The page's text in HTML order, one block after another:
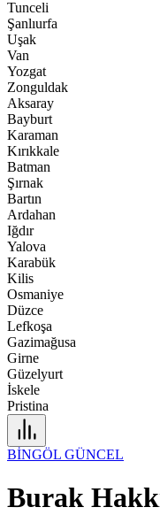
Tunceli
Şanlıurfa
Uşak
Van
Yozgat
Zonguldak
Aksaray
Bayburt
Karaman
Kırıkkale
Batman
Şırnak
Bartın
Ardahan
Iğdır
Yalova
Karabük
Kilis
Osmaniye
Düzce
Lefkoşa
Gazimağusa
Girne
Güzelyurt
İskele
Pristina
BİNGÖL GÜNCEL
Burak